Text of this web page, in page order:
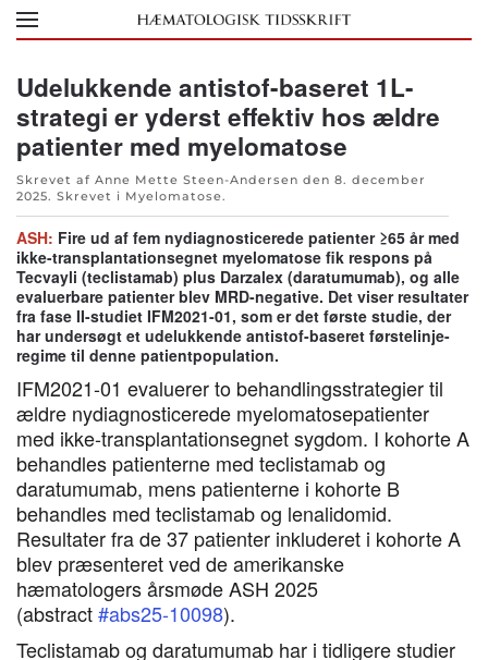
Skip to main content
Udelukkende antistof-baseret 1L-
strategi er yderst effektiv hos ældre
patienter med myelomatose
Skrevet af Anne Mette Steen-Andersen den 8. december
2025. Skrevet i Myelomatose.
ASH: Fire ud af fem nydiagnosticerede patienter ≥65 år med
ikke-transplantationsegnet myelomatose fik respons på
Tecvayli (teclistamab) plus Darzalex (daratumumab), og alle
evaluerbare patienter blev MRD-negative. Det viser resultater
fra fase II-studiet IFM2021-01, som er det første studie, der
har undersøgt et udelukkende antistof-baseret førstelinje-
regime til denne patientpopulation.
IFM2021-01 evaluerer to behandlingsstrategier til
ældre nydiagnosticerede myelomatosepatienter
med ikke-transplantationsegnet sygdom. I kohorte A
behandles patienterne med teclistamab og
daratumumab, mens patienterne i kohorte B
behandles med teclistamab og lenalidomid.
Resultater fra de 37 patienter inkluderet i kohorte A
blev præsenteret ved de amerikanske
hæmatologers årsmøde ASH 2025
(abstract#abs25-10098).
Teclistamab og daratumumab har i tidligere studier